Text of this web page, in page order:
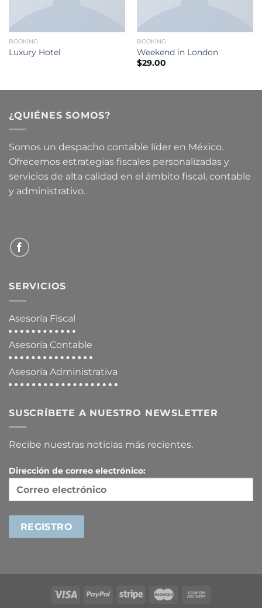
BOOKING
Luxury Hotel
BOOKING
Weekend in London
$29.00
¿QUIÉNES SOMOS?
Somos un despacho contable líder en México.
Ofrecemos estrategias fiscales personalizadas y
servicios de alta calidad en el ámbito fiscal, contable
y administrativo.
SERVICIOS
Asesoría Fiscal
Asesoría Contable
Asesoría Administrativa
SUSCRÍBETE A NUESTRO NEWSLETTER
Recibe nuestras noticias más recientes.
Dirección de correo electrónico: